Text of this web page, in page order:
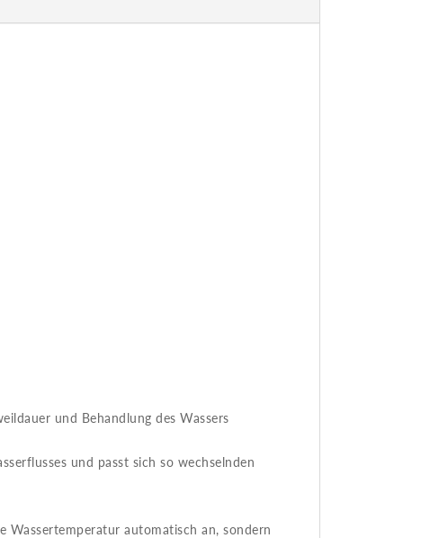
und Behandlung des Wassers
und passt sich so wechselnden
automatisch an, sondern